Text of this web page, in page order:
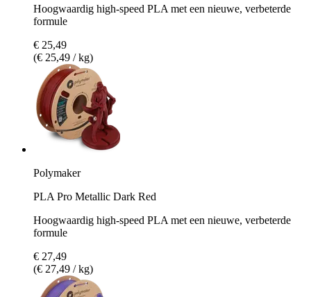
Hoogwaardig high-speed PLA met een nieuwe, verbeterde
formule
€ 25,49
(€ 25,49 / kg)
Polymaker
PLA Pro Metallic Dark Red
Hoogwaardig high-speed PLA met een nieuwe, verbeterde
formule
€ 27,49
(€ 27,49 / kg)